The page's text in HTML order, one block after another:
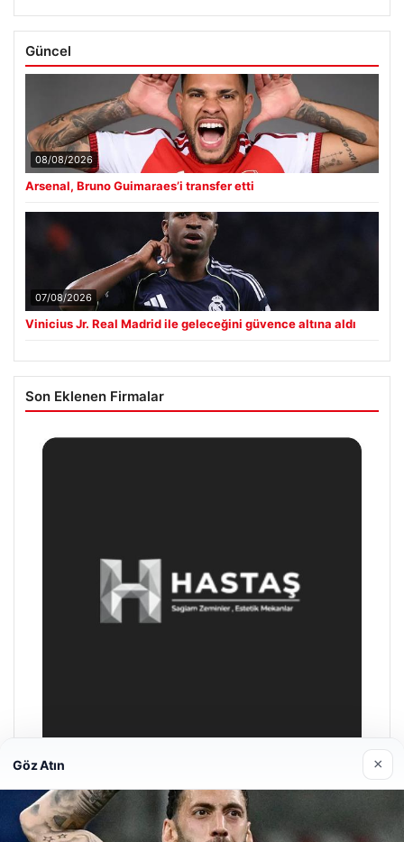
Güncel
08/08/2026
Arsenal, Bruno Guimaraes’i transfer etti
07/08/2026
Vinicius Jr. Real Madrid ile geleceğini güvence altına aldı
Son Eklenen Firmalar
Prenses Night Club
29/04/2026
Göz Atın ×